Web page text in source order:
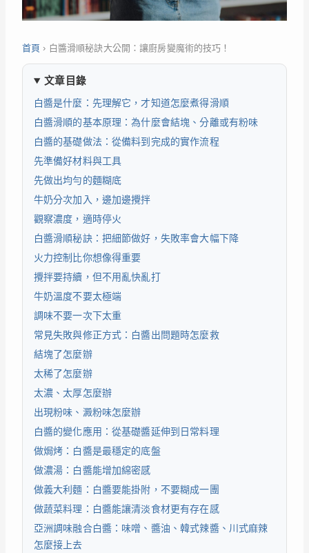
首頁 › 白醬滑順秘訣大公開：讓廚房變魔術的技巧！
文章目錄
白醬是什麼：先理解它，才知道怎麼煮得滑順
白醬滑順的基本原理：為什麼會結塊、分離或有粉味
白醬的基礎做法：從備料到完成的實作流程
先準備好材料與工具
先做出均勻的麵糊底
牛奶分次加入，邊加邊攪拌
觀察濃度，適時停火
白醬滑順秘訣：把細節做好，失敗率會大幅下降
火力控制比你想像得重要
攪拌要持續，但不用亂快亂打
牛奶溫度不要太極端
調味不要一次下太重
常見失敗與修正方式：白醬出問題時怎麼救
結塊了怎麼辦
太稀了怎麼辦
太濃、太厚怎麼辦
出現粉味、澱粉味怎麼辦
白醬的變化應用：從基礎醬延伸到日常料理
做焗烤：白醬是最穩定的底盤
做濃湯：白醬能增加綿密感
做義大利麵：白醬要能掛附，不要糊成一團
做蔬菜料理：白醬能讓清淡食材更有存在感
亞洲調味融合白醬：味噌、醬油、韓式辣醬、川式麻辣
怎麼接上去